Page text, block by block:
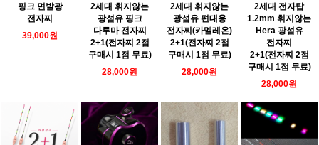
핑크 면발광
전자찌
39,000원
2세대 휘지않는
광섬유 핑크
다루마 전자찌
2+1(전자찌 2점
구매시 1점 무료)
28,000원
2세대 휘지않는
광섬유 편대용
전자찌(카멜레온)
2+1(전자찌 2점
구매시 1점 무료)
28,000원
2세대 전자탑
1.2mm 휘지않는
Hera 광섬유
전자찌
2+1(전자찌 2점
구매시 1점 무료)
28,000원